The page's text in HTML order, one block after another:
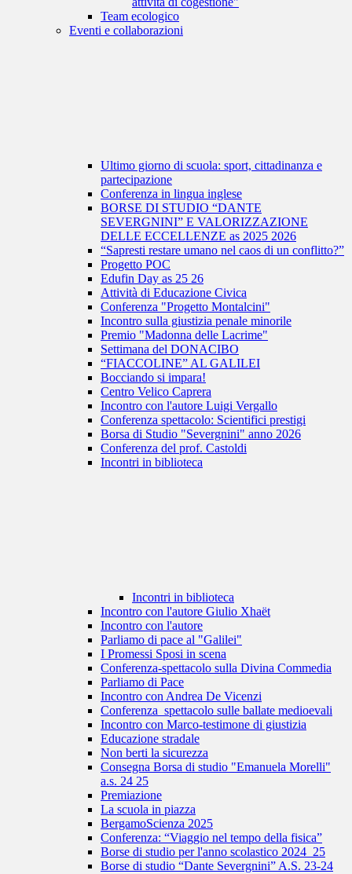
Team ecologico
Eventi e collaborazioni
Ultimo giorno di scuola: sport, cittadinanza e
partecipazione
Conferenza in lingua inglese
BORSE DI STUDIO “DANTE
SEVERGNINI” E VALORIZZAZIONE
DELLE ECCELLENZE as 2025 2026
“Sapresti restare umano nel caos di un conflitto?”
Progetto POC
Edufin Day as 25 26
Attività di Educazione Civica
Conferenza "Progetto Montalcini"
Incontro sulla giustizia penale minorile
Premio "Madonna delle Lacrime"
Settimana del DONACIBO
“FIACCOLINE” AL GALILEI
Bocciando si impara!
Centro Velico Caprera
Incontro con l'autore Luigi Vergallo
Conferenza spettacolo: Scientifici prestigi
Borsa di Studio "Severgnini" anno 2026
Conferenza del prof. Castoldi
Incontri in biblioteca
Incontri in biblioteca
Incontro con l'autore Giulio Xhaët
Incontro con l'autore
Parliamo di pace al "Galilei"
I Promessi Sposi in scena
Conferenza-spettacolo sulla Divina Commedia
Parliamo di Pace
Incontro con Andrea De Vicenzi
Conferenza_spettacolo sulle ballate medioevali
Incontro con Marco-testimone di giustizia
Educazione stradale
Non berti la sicurezza
Consegna Borsa di studio "Emanuela Morelli"
a.s. 24 25
Premiazione
La scuola in piazza
BergamoScienza 2025
Conferenza: “Viaggio nel tempo della fisica”
Borse di studio per l'anno scolastico 2024_25
Borse di studio “Dante Severgnini” A.S. 23-24